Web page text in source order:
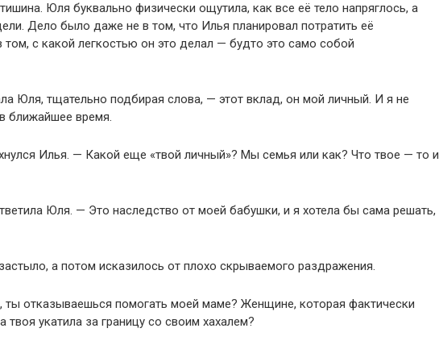
Юля буквально физически ощутила, как все её тело напряглось, а
Дело было даже не в том, что Илья планировал потратить её
с какой легкостью он это делал — будто это само собой
Юля, тщательно подбирая слова, — этот вклад, он мой личный. И я не
ближайшее время.
Илья. — Какой еще «твой личный»? Мы семья или как? Что твое — то и
Юля. — Это наследство от моей бабушки, и я хотела бы сама решать,
а потом исказилось от плохо скрываемого раздражения.
ты отказываешься помогать моей маме? Женщине, которая фактически
твоя укатила за границу со своим хахалем?